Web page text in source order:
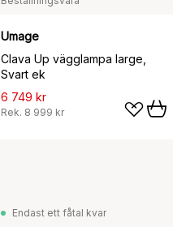
Umage
Clava Up vägglampa large,
Svart ek
6 749 kr
Rek. 8 999 kr
Endast ett fåtal kvar